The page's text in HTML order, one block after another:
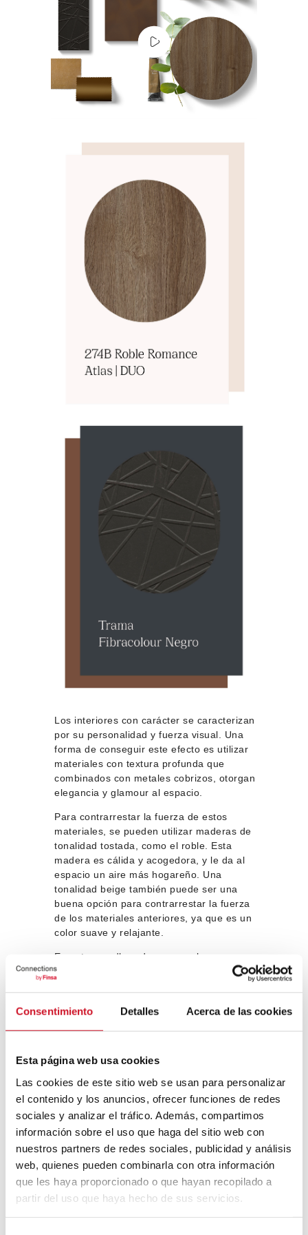
Consentimiento Detalles Acerca de las cookies
Esta página web usa cookies
Las cookies de este sitio web se usan para personalizar
el contenido y los anuncios, ofrecer funciones de redes
sociales y analizar el tráfico. Además, compartimos
información sobre el uso que haga del sitio web con
nuestros partners de redes sociales, publicidad y análisis
web, quienes pueden combinarla con otra información
que les haya proporcionado o que hayan recopilado a
partir del uso que haya hecho de sus servicios.
Sobre Connections
by Finsa
Contacto
Los interiores con carácter se caracterizan
por su personalidad y fuerza visual. Una
forma de conseguir este efecto es utilizar
materiales con textura profunda que
combinados con metales cobrizos, otorgan
elegancia y glamour al espacio.
Para contrarrestar la fuerza de estos
materiales, se pueden utilizar maderas de
tonalidad tostada, como el roble. Esta
madera es cálida y acogedora, y le da al
espacio un aire más hogareño. Una
tonalidad beige también puede ser una
buena opción para contrarrestar la fuerza
de los materiales anteriores, ya que es un
color suave y relajante.
En este moodboard aparecen los
decorativos 36W-Biscuit-Soft III, 274B-
Trama.